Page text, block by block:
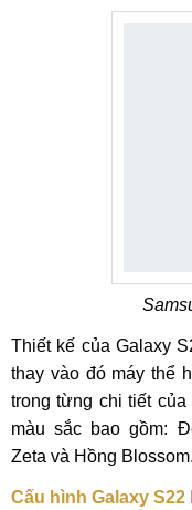
Thiết kế của Galaxy
thay vào đó máy thể
trong từng chi tiết của
màu sắc bao gồm:
Zeta và Hồng Blossom.
Cấu hình Galaxy S22